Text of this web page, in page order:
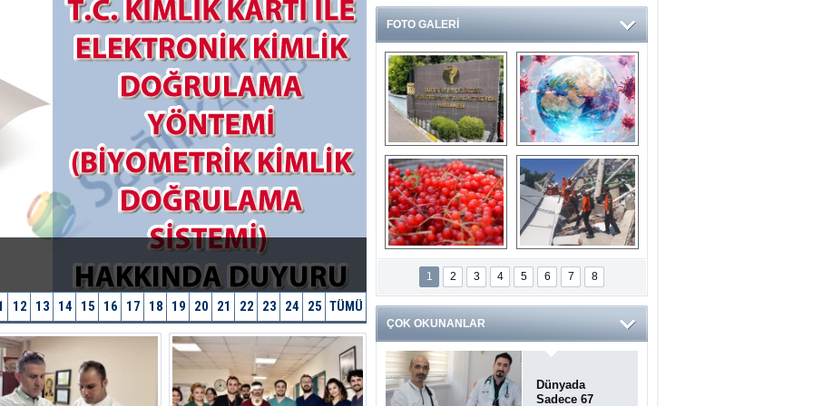
12 13 14 15 16 17 18 19 20 21 22 23 24 25 TÜMÜ
FOTO GALERİ
Ve burası da bir
devlet hastanesi
14 soruda
Koronavirüs
hakkında kendinizi
test edin...
Gilaburu meyvesi
kanserden koruyor
Endonezya’daki
deprem: Ölü sayısı
bin 203'e yükseldi
1 2 3 4 5 6 7 8
ÇOK OKUNANLAR
Dünyada
Sadece 67